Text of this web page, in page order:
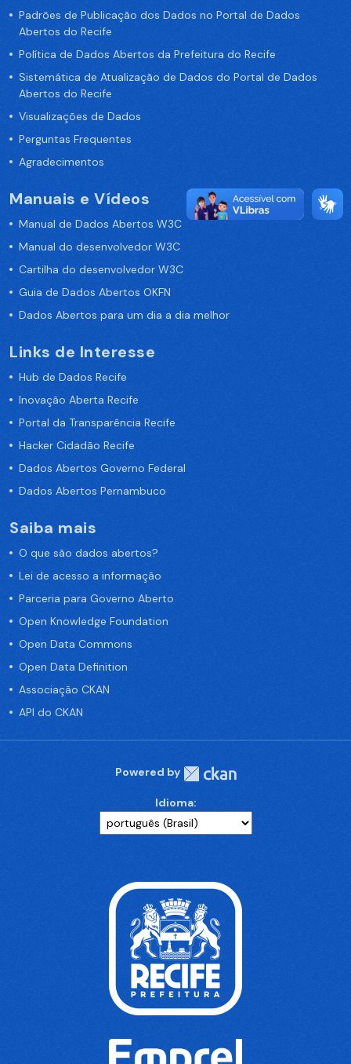
Padrões de Publicação dos Dados no Portal de Dados
Abertos do Recife
Política de Dados Abertos da Prefeitura do Recife
Sistemática de Atualização de Dados do Portal de Dados
Abertos do Recife
Visualizações de Dados
Perguntas Frequentes
Agradecimentos
Manuais e Vídeos
Manual de Dados Abertos W3C
Manual do desenvolvedor W3C
Cartilha do desenvolvedor W3C
Guia de Dados Abertos OKFN
Dados Abertos para um dia a dia melhor
Links de Interesse
Hub de Dados Recife
Inovação Aberta Recife
Portal da Transparência Recife
Hacker Cidadão Recife
Dados Abertos Governo Federal
Dados Abertos Pernambuco
Saiba mais
O que são dados abertos?
Lei de acesso a informação
Parceria para Governo Aberto
Open Knowledge Foundation
Open Data Commons
Open Data Definition
Associação CKAN
API do CKAN
Powered by
Idioma